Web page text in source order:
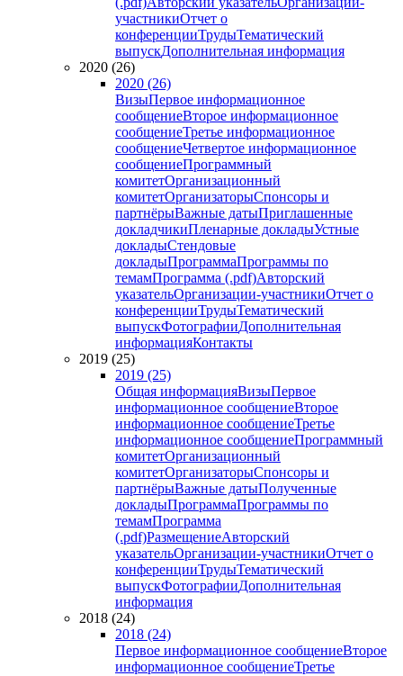
участникиОтчет о
конференцииТрудыТематический
выпускДополнительная информация
2020 (26)
2020 (26)
ВизыПервое информационное
сообщениеВторое информационное
сообщениеТретье информационное
сообщениеЧетвертое информационное
сообщениеПрограммный
комитетОрганизационный
комитетОрганизаторыСпонсоры и
партнёрыВажные датыПриглашенные
докладчикиПленарные докладыУстные
докладыСтендовые
докладыПрограммаПрограммы по
темамПрограмма (.pdf)Авторский
указательОрганизации-участникиОтчет о
конференцииТрудыТематический
выпускФотографииДополнительная
информацияКонтакты
2019 (25)
2019 (25)
Общая информацияВизыПервое
информационное сообщениеВторое
информационное сообщениеТретье
информационное сообщениеПрограммный
комитетОрганизационный
комитетОрганизаторыСпонсоры и
партнёрыВажные датыПолученные
докладыПрограммаПрограммы по
темамПрограмма
(.pdf)РазмещениеАвторский
указательОрганизации-участникиОтчет о
конференцииТрудыТематический
выпускФотографииДополнительная
информация
2018 (24)
2018 (24)
Первое информационное сообщениеВторое
информационное сообщениеТретье